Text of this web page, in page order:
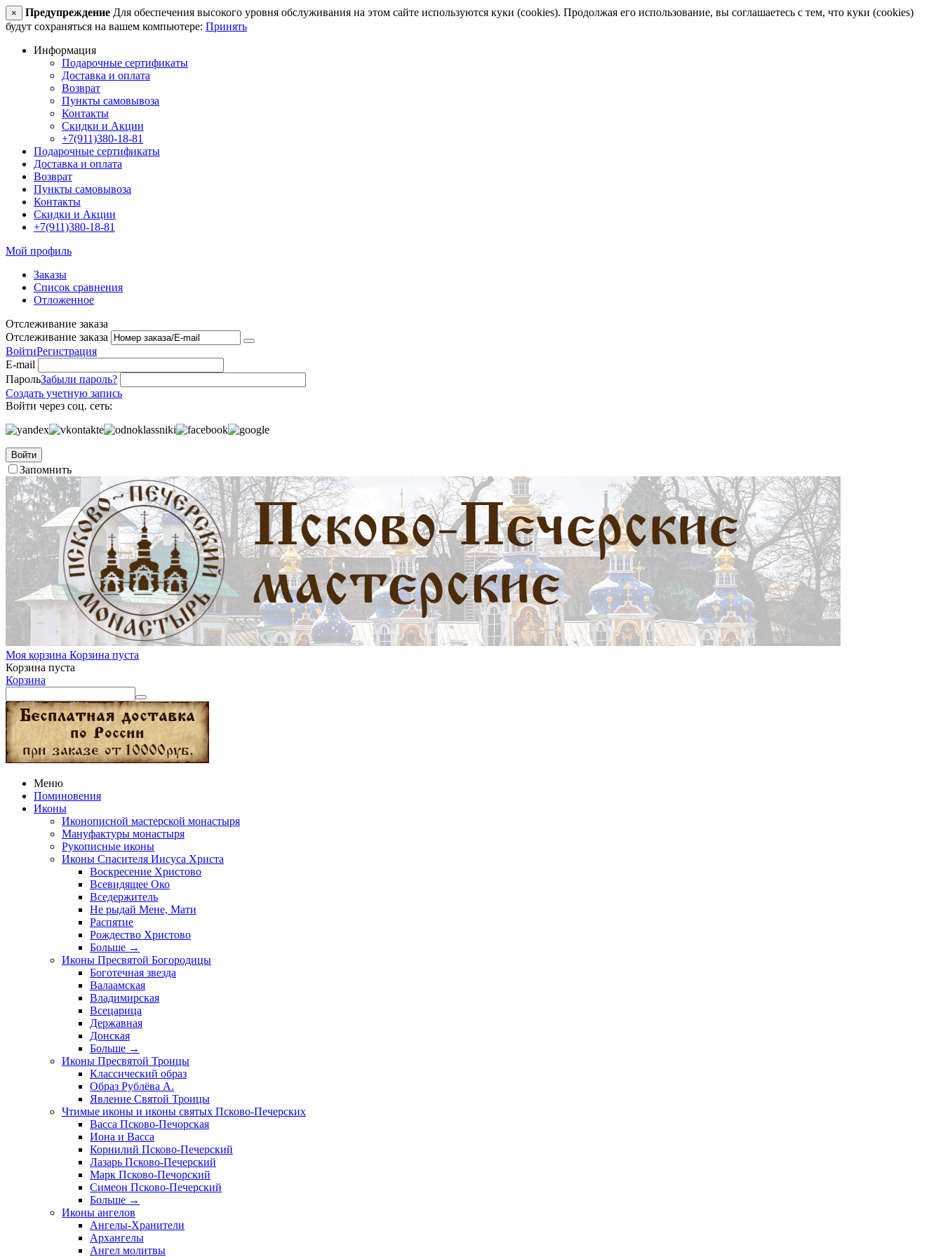
× Предупреждение Для обеспечения высокого уровня обслуживания на этом сайте используются куки (cookies). Продолжая его использование, вы соглашаетесь с тем, что куки (cookies)
будут сохраняться на вашем компьютере: Принять
Информация
Подарочные сертификаты
Доставка и оплата
Возврат
Пункты самовывоза
Контакты
Скидки и Акции
+7(911)380-18-81
Подарочные сертификаты
Доставка и оплата
Возврат
Пункты самовывоза
Контакты
Скидки и Акции
+7(911)380-18-81
Мой профиль
Заказы
Список сравнения
Отложенное
Отслеживание заказа
Отслеживание заказа
ВойтиРегистрация
E-mail
ПарольЗабыли пароль?
Создать учетную запись
Войти через соц. сеть:
Войти
Запомнить
Моя корзина Корзина пуста
Корзина пуста
Корзина
Меню
Поминовения
Иконы
Иконописной мастерской монастыря
Мануфактуры монастыря
Рукописные иконы
Иконы Спасителя Иисуса Христа
Воскресение Христово
Всевидящее Око
Вседержитель
Не рыдай Мене, Мати
Распятие
Рождество Христово
Больше →
Иконы Пресвятой Богородицы
Боготечная звезда
Валаамская
Владимирская
Всецарица
Державная
Донская
Больше →
Иконы Пресвятой Троицы
Классический образ
Образ Рублёва А.
Явление Святой Троицы
Чтимые иконы и иконы святых Псково-Печерских
Васса Псково-Печорская
Иона и Васса
Корнилий Псково-Печерский
Лазарь Псково-Печерский
Марк Псково-Печорский
Симеон Псково-Печерский
Больше →
Иконы ангелов
Ангелы-Хранители
Архангелы
Ангел молитвы